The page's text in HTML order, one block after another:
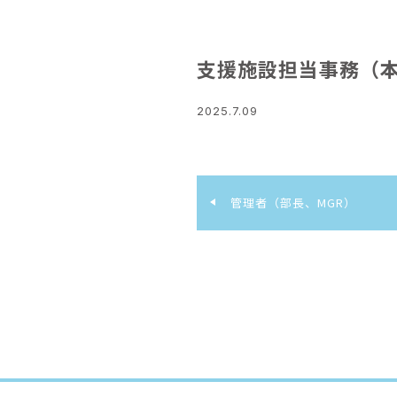
支援施設担当事務（
2025.7.09
管理者（部長、MGR）